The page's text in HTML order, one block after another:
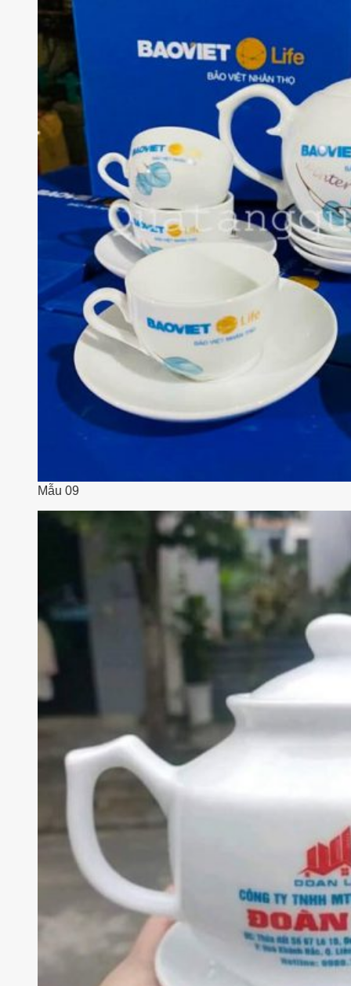
Mẫu 09